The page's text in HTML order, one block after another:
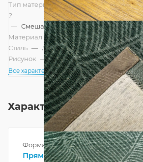
Тип материала
?
— Смешанный
Материал — Полиэстер
Стиль — Дизайнерский, Современный
Рисунок — Современный
Все характеристики
Характеристики
Форма
Прямоугольник